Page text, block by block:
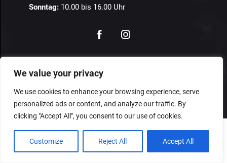
We value your privacy
We use cookies to enhance your browsing experience, serve
personalized ads or content, and analyze our traffic. By
clicking "Accept All", you consent to our use of cookies.
Customize Reject All Accept All
Sonntag: 10.00 bis 16.00 Uhr
Datenschutz Geschäftsbedingungen Impressum